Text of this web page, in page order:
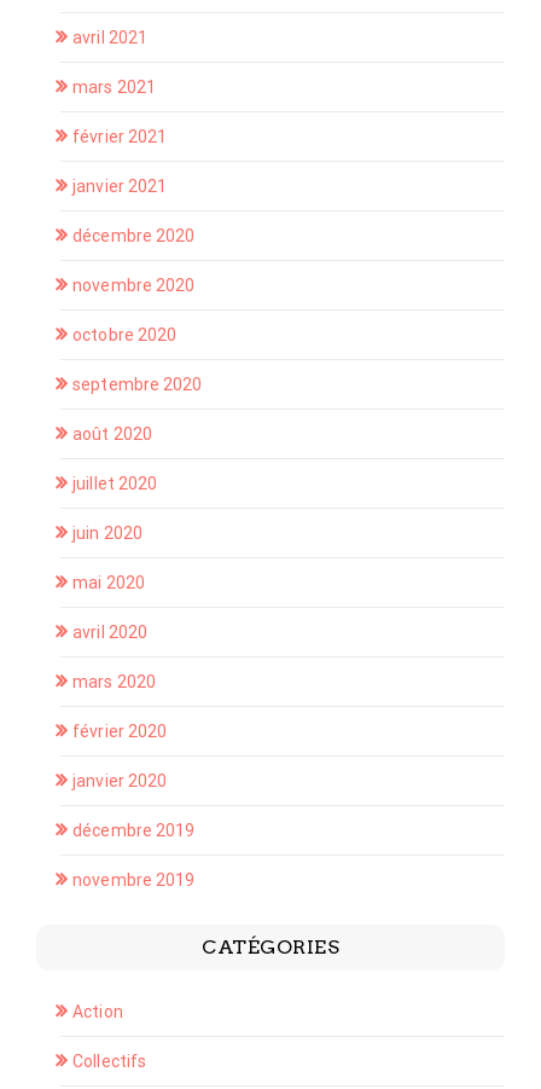
avril 2021
mars 2021
février 2021
janvier 2021
décembre 2020
novembre 2020
octobre 2020
septembre 2020
août 2020
juillet 2020
juin 2020
mai 2020
avril 2020
mars 2020
février 2020
janvier 2020
décembre 2019
novembre 2019
CATÉGORIES
Action
Collectifs